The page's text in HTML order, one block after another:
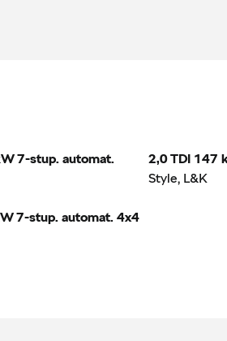
7-stup. automat. 2,0 TDI 147
Style, L&K
7-stup. automat. 4x4